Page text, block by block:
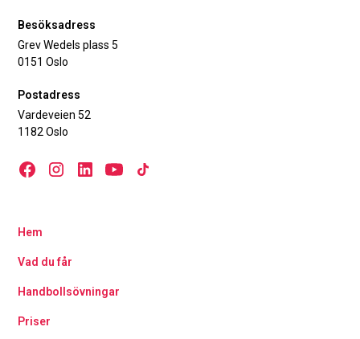
Besöksadress
Grev Wedels plass 5
0151 Oslo
Postadress
Vardeveien 52
1182 Oslo
Hem
Vad du får
Handbollsövningar
Priser